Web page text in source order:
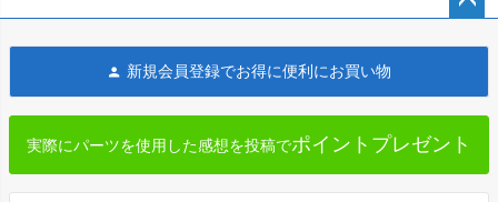
へ
新規会員登録でお得に便利にお買い物
実際にパーツを使用した感想を投稿でポイントプレゼント